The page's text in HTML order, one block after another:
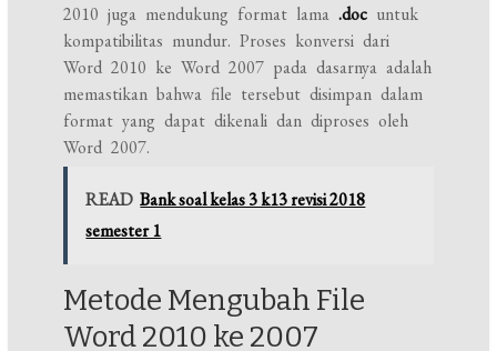
2010 juga mendukung format lama.doc untuk
kompatibilitas mundur. Proses konversi dari
Word 2010 ke Word 2007 pada dasarnya adalah
memastikan bahwa file tersebut disimpan dalam
format yang dapat dikenali dan diproses oleh
Word 2007.
READ Bank soal kelas 3 k13 revisi 2018
semester 1
Metode Mengubah File
Word 2010 ke 2007